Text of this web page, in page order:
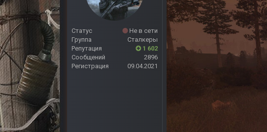
Статус
Не в сети
Группа
Сталкеры
Репутация
1 602
Сообщений
2896
Регистрация
09.04.2021